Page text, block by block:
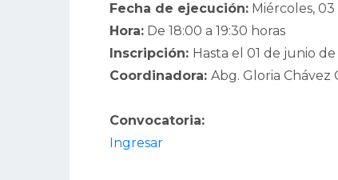
Fecha de ejecución: Miércoles,
Hora: De 18:00 a 19:30 horas
Inscripción: Hasta el 01 de junio
Coordinadora: Abg. Gloria Chávez
Convocatoria:
Ingresar